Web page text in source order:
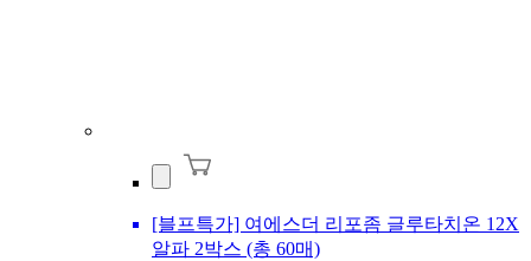
[블프특가] 여에스더 리포좀 글루타치온 12X
알파 2박스 (총 60매)